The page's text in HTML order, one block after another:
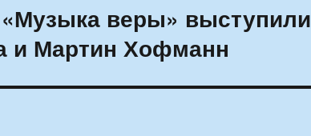
веры» выступили
и Мартин Хофманн